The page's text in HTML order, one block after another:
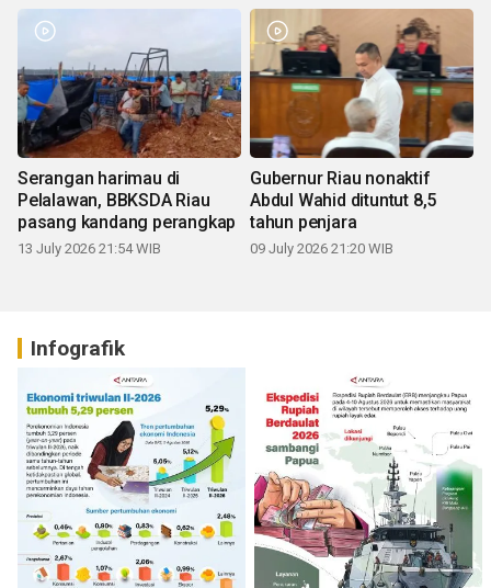
Serangan harimau di
Pelalawan, BBKSDA Riau
pasang kandang perangkap
13 July 2026 21:54 WIB
Gubernur Riau nonaktif
Abdul Wahid dituntut 8,5
tahun penjara
09 July 2026 21:20 WIB
Infografik